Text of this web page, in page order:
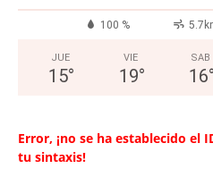
100 %
JUE
15°
VIE
19°
SAB
16°
Error, ¡no se ha establecido el
tu sintaxis!